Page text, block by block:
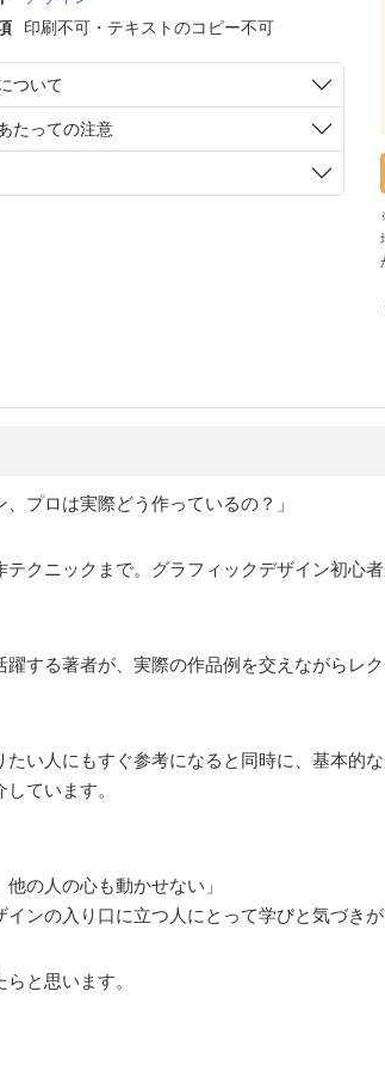
印刷不可・テキストのコピー不可
ついて
たっての注意
プロは実際どう作っているの？」
クニックまで。グラフィックデザイン初心
する著者が、実際の作品例を交えながらレ
い人にもすぐ参考になると同時に、基本的
ています。
の人の心も動かせない」
ンの入り口に立つ人にとって学びと気づきが
と思います。